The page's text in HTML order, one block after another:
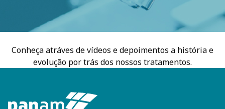
Conheça atráves de vídeos e depoimentos a história e
evolução por trás dos nossos tratamentos.